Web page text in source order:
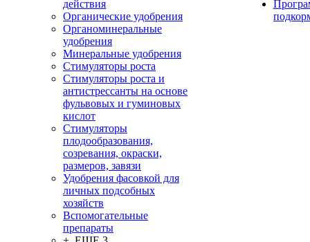
действия
Органические удобрения
Органоминеральные
удобрения
Минеральные удобрения
Стимуляторы роста
Стимуляторы роста и
антистрессанты на основе
фульвовых и гуминовых
кислот
Стимуляторы
плодообразования,
созревания, окраски,
размеров, завязи
Удобрения фасовкой для
личных подсобных
хозяйств
Вспомогательные
препараты